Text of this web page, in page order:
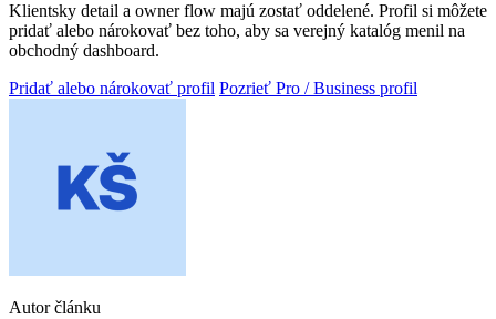
Klientsky detail a owner flow majú zostať oddelené. Profil si môžete
pridať alebo nárokovať bez toho, aby sa verejný katalóg menil na
obchodný dashboard.
Pridať alebo nárokovať profil Pozrieť Pro / Business profil
Autor článku